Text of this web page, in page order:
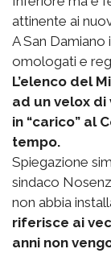
attinente ai
A San
omologati e
L’elenco del
ad un velox
in “carico” al
tempo.
Spiegazione
sindaco
non abbia
riferisce ai
anni non